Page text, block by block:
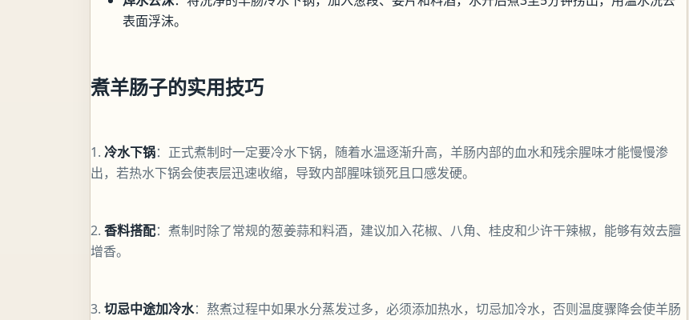
表面浮沫。
煮羊肠子的实用技巧
1. 冷水下锅：正式煮制时一定要冷水下锅，随着水温逐渐升高，羊肠内部的血水和残余腥味才能慢慢渗
出，若热水下锅会使表层迅速收缩，导致内部腥味锁死且口感发硬。
2. 香料搭配：煮制时除了常规的葱姜蒜和料酒，建议加入花椒、八角、桂皮和少许干辣椒，能够有效去膻
增香。
3. 切忌中途加冷水：熬煮过程中如果水分蒸发过多，必须添加热水，切忌加冷水，否则温度骤降会使羊肠